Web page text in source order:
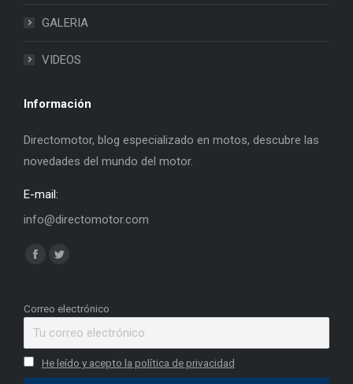
GALERIA
VIDEOS
Información
Directomotor, blog especializado en motos, descubre las
novedades del mundo del motor.
E-mail:
info@directomotor.com
Find us on:
Facebook
opens
window
Twitter
opens
window
Correo electrónico
He leído y acepto la política de privacidad